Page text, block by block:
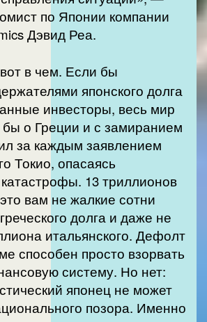
по Японии компании
Дэвид Реа.
в чем. Если бы
японского долга
инвесторы, весь мир
о Греции и с замиранием
за каждым заявлением
Токио, опасаясь
13 триллионов
вам не жалкие сотни
долга и даже не
итальянского. Дефолт
способен просто взорвать
систему. Но нет:
японец не может
позора. Именно